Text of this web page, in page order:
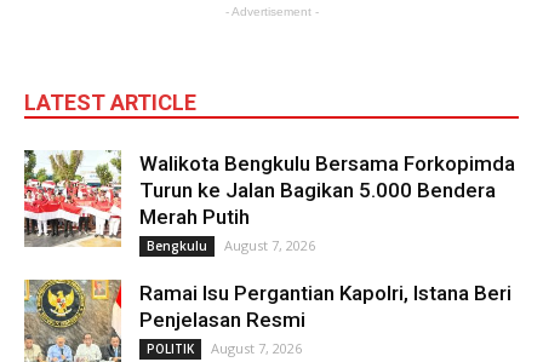
- Advertisement -
LATEST ARTICLE
Walikota Bengkulu Bersama Forkopimda
Turun ke Jalan Bagikan 5.000 Bendera
Merah Putih
Bengkulu August 7, 2026
Ramai Isu Pergantian Kapolri, Istana Beri
Penjelasan Resmi
POLITIK August 7, 2026